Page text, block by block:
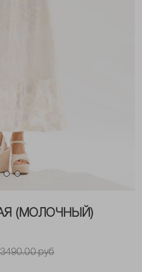
(МОЛОЧНЫЙ)
руб